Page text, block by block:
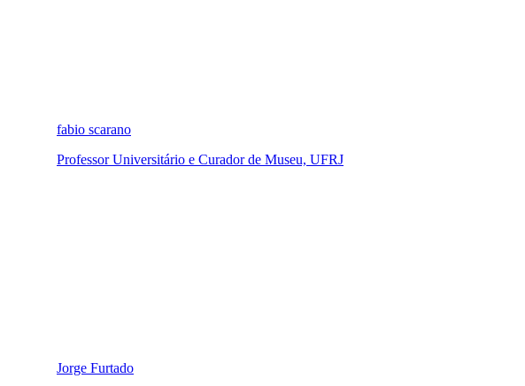
fabio scarano
Professor Universitário e Curador de Museu, UFRJ
Jorge Furtado